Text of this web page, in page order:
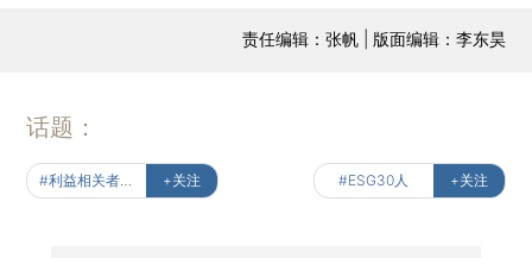
责任编辑：张帆 | 版面编辑：李东昊
话题：
+关注 #ESG30人 +关注